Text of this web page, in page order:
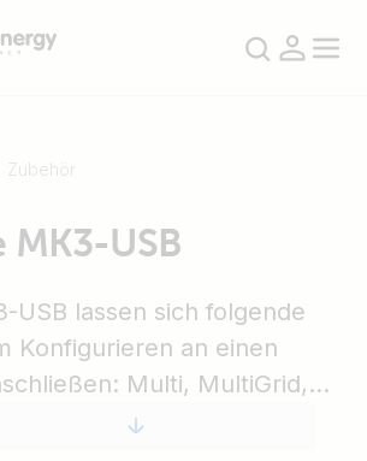
Zubehör
MK3-USB
USB lassen sich folgende
Konfigurieren an einen
Multi, MultiGrid,
II, Quattro, VE.Bus